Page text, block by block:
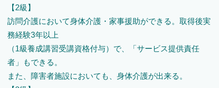
【2級】
訪問介護において身体介護・家事援助ができる。取得後実
務経験3年以上
（1級養成講習受講資格付与）で、「サービス提供責任
者」もできる。
また、障害者施設においても、身体介護が出来る。